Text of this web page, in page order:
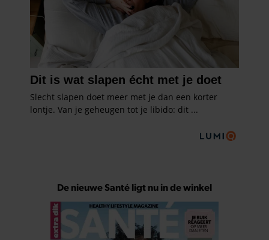
De nieuwe Santé ligt nu in de winkel